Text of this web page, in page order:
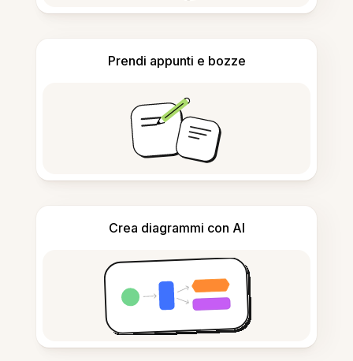
Prendi appunti e bozze
Crea diagrammi con AI